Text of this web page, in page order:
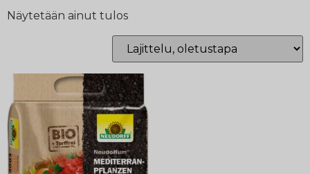
Näytetään ainut tulos